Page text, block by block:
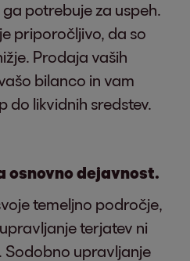
potrebuje za uspeh.
priporočljivo, da so
Prodaja vaših
bilanco in vam
do likvidnih sredstev.
osnovno dejavnost.
temeljno področje,
terjatev ni
Sodobno upravljanje